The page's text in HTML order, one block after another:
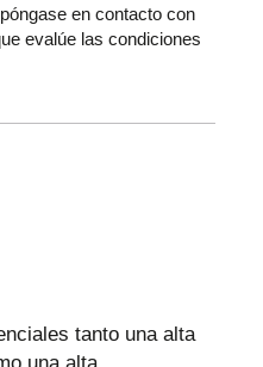
en contacto con
evalúe las condiciones
tanto una alta